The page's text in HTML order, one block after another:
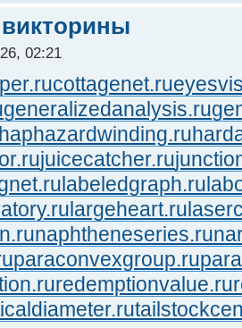
викторины
02:21
cottagenet.ru
generalizedanalysis.ru
haphazardwinding.ru
juicecatcher.ru
labeledgraph.ru
largeheart.ru
naphtheneseries.ru
paraconvexgroup.ru
redemptionvalue.ru